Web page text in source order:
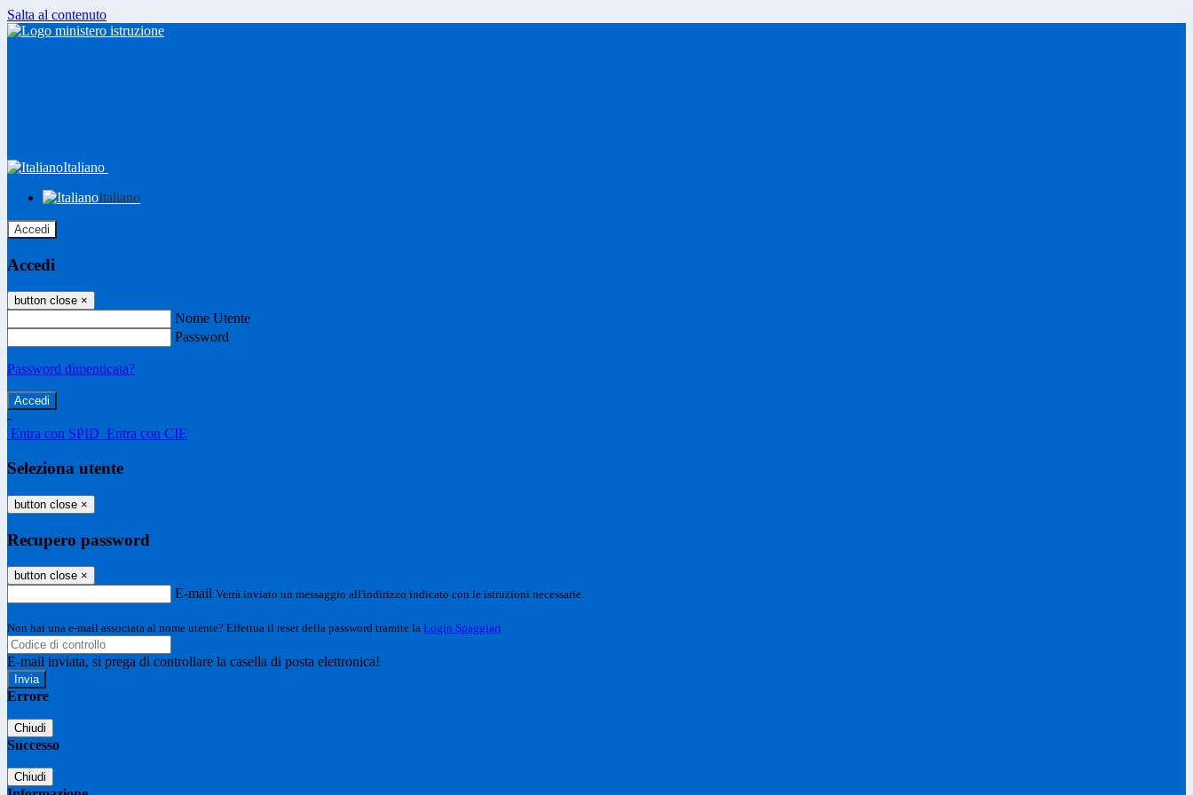
Salta al contenuto
Italiano
Italiano
Accedi
Accedi
button close ×
Nome Utente
Password
Password dimenticata?
-
Entra con SPID Entra con CIE
Seleziona utente
button close ×
Recupero password
button close ×
E-mail Verrà inviato un messaggio all'indirizzo indicato con le istruzioni necessarie.
Non hai una e-mail associata al nome utente? Effettua il reset della password tramite la Login Spaggiari
E-mail inviata, si prega di controllare la casella di posta elettronica!
Errore
Chiudi
Successo
Chiudi